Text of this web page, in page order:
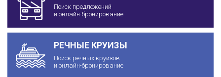
Поиск предложений
и онлайн-бронирование
РЕЧНЫЕ КРУИЗЫ
Поиск речных круизов
и онлайн-бронирование